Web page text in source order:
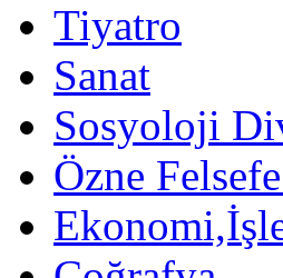
Tiyatro
Sanat
Sosyoloji
Özne